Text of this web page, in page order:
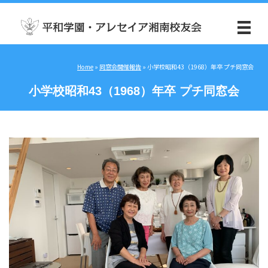
小学校昭和43（1968）年卒 プチ同窓会
Home » 同窓会開催報告 » 小学校昭和43（1968）年卒 プチ同窓会